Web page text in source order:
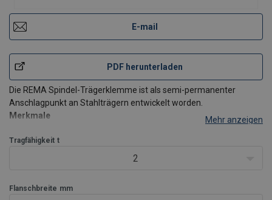
E-mail
PDF herunterladen
Die REMA Spindel-Trägerklemme ist als semi-permanenter
Anschlagpunkt an Stahlträgern entwickelt worden.
Merkmale
Einfache und schnelle Montage durch Spindel.
Ausführung mit starren Klemmbacken.
Mehr anzeigen
Tragfähigkeit t
2
Flanschbreite mm